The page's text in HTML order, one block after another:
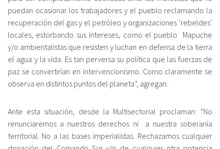
puedan ocasionar los trabajadores y el pueblo reclamando la
recuperación del gas y el petróleo y organizaciones ‘rebeldes’
locales, estorbando sus intereses, como el pueblo Mapuche
y/o ambientalistas que resisten y luchan en defensa de la tierra
el agua y la vida. Es tan perversa su política que las fuerzas de
paz se convertirían en intervencionismo. Como claramente se
observa en distintos puntos del planeta”, agregan.
Ante esta situación, desde la Multisectorial proclaman: “No
renunciaremos a nuestros derechos ni a nuestra soberanía
territorial. No a las bases imperialistas. Rechazamos cualquier